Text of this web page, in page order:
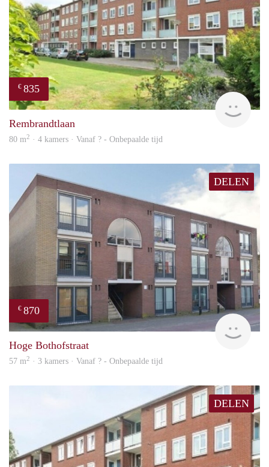
€ 835
rent
Rembrandtlaan
80 m2 · 4 kamers · Vanaf ? - Onbepaalde tijd
DELEN
€ 870
Hoge Bothofstraat
57 m2 · 3 kamers · Vanaf ? - Onbepaalde tijd
DELEN